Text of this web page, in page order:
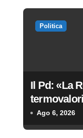
z
a
r
Politica
Il Pd: «La
Ago 6, 2026